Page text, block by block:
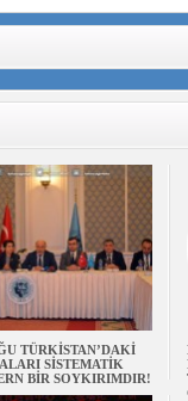
TÜRKİSTAN’DAKİ
SİSTEMATİK
BİR SOYKIRIMDIR!